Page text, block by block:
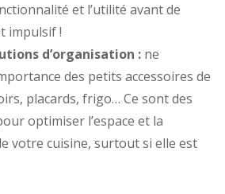
et l’utilité avant de
impulsif !
d’organisation : ne
des petits accessoires de
placards, frigo… Ce sont des
optimiser l’espace et la
votre cuisine, surtout si elle est